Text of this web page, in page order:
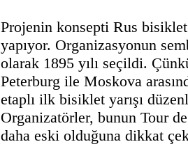
Projenin konsepti Rus
yapıyor. Organizasyonun
olarak 1895 yılı seçildi.
Peterburg ile Moskova
etaplı ilk bisiklet yarışı
Organizatörler, bunun Tour
daha eski olduğuna dikkat